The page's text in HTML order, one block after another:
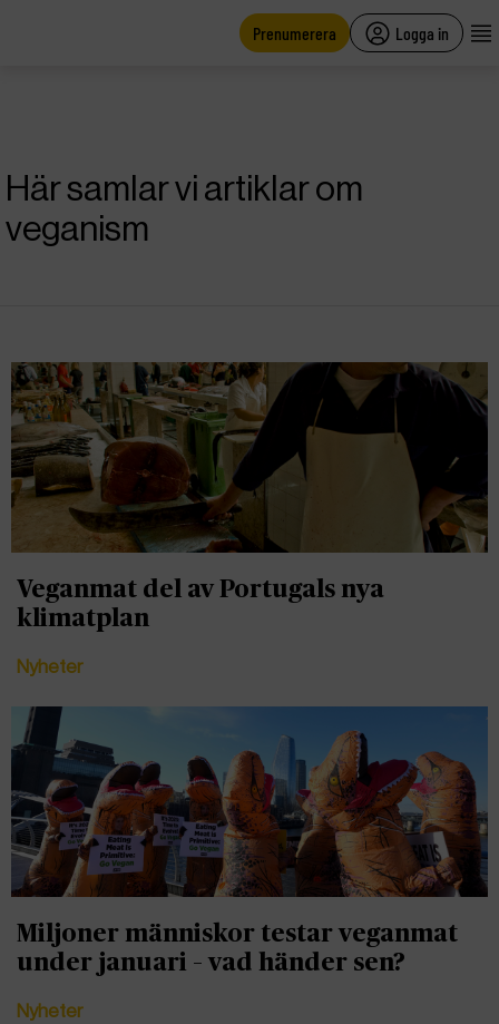
Prenumerera Logga in
Här samlar vi artiklar om
veganism
Veganmat del av Portugals nya
klimatplan
Nyheter
Miljoner människor testar veganmat
under januari – vad händer sen?
Nyheter